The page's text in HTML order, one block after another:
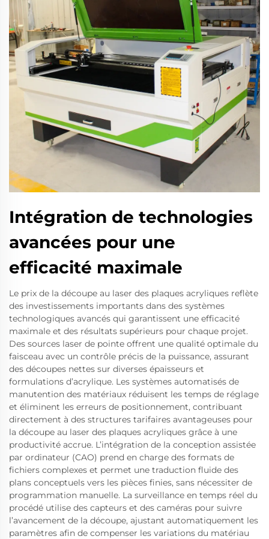
Intégration de technologies
avancées pour une
efficacité maximale
Le prix de la découpe au laser des plaques acryliques reflète
des investissements importants dans des systèmes
technologiques avancés qui garantissent une efficacité
maximale et des résultats supérieurs pour chaque projet.
Des sources laser de pointe offrent une qualité optimale du
faisceau avec un contrôle précis de la puissance, assurant
des découpes nettes sur diverses épaisseurs et
formulations d’acrylique. Les systèmes automatisés de
manutention des matériaux réduisent les temps de réglage
et éliminent les erreurs de positionnement, contribuant
directement à des structures tarifaires avantageuses pour
la découpe au laser des plaques acryliques grâce à une
productivité accrue. L’intégration de la conception assistée
par ordinateur (CAO) prend en charge des formats de
fichiers complexes et permet une traduction fluide des
plans conceptuels vers les pièces finies, sans nécessiter de
programmation manuelle. La surveillance en temps réel du
procédé utilise des capteurs et des caméras pour suivre
l’avancement de la découpe, ajustant automatiquement les
paramètres afin de compenser les variations du matériau